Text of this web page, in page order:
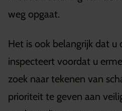
weg opgaat.
Het is ook belangrijk dat
inspecteert voordat u
zoek naar tekenen van
prioriteit te geven aan